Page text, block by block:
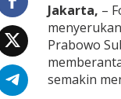
y
a
n
”
d
a
Jakarta, –
Prabowo
semakin